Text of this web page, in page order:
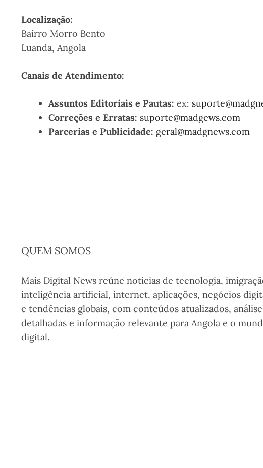
Localização:
Bairro Morro Bento
Luanda, Angola
Canais de Atendimento:
Assuntos Editoriais e Pautas: ex:
Correções e Erratas: suporte@madgews.com
Parcerias e Publicidade: geral@madgnews.com
QUEM SOMOS
Mais Digital News reúne notícias de tecnologia,
inteligência artificial, internet, aplicações, negócios
e tendências globais, com conteúdos atualizados,
detalhadas e informação relevante para Angola e o
digital.